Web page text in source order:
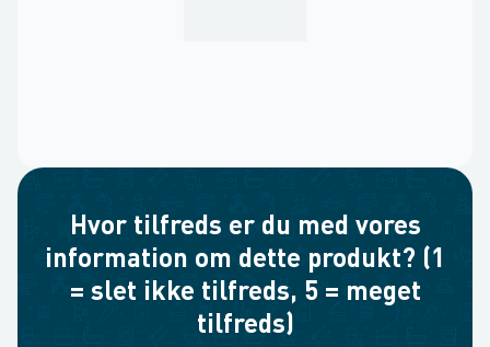
Hvor tilfreds er du med vores
information om dette produkt? (1
= slet ikke tilfreds, 5 = meget
tilfreds)